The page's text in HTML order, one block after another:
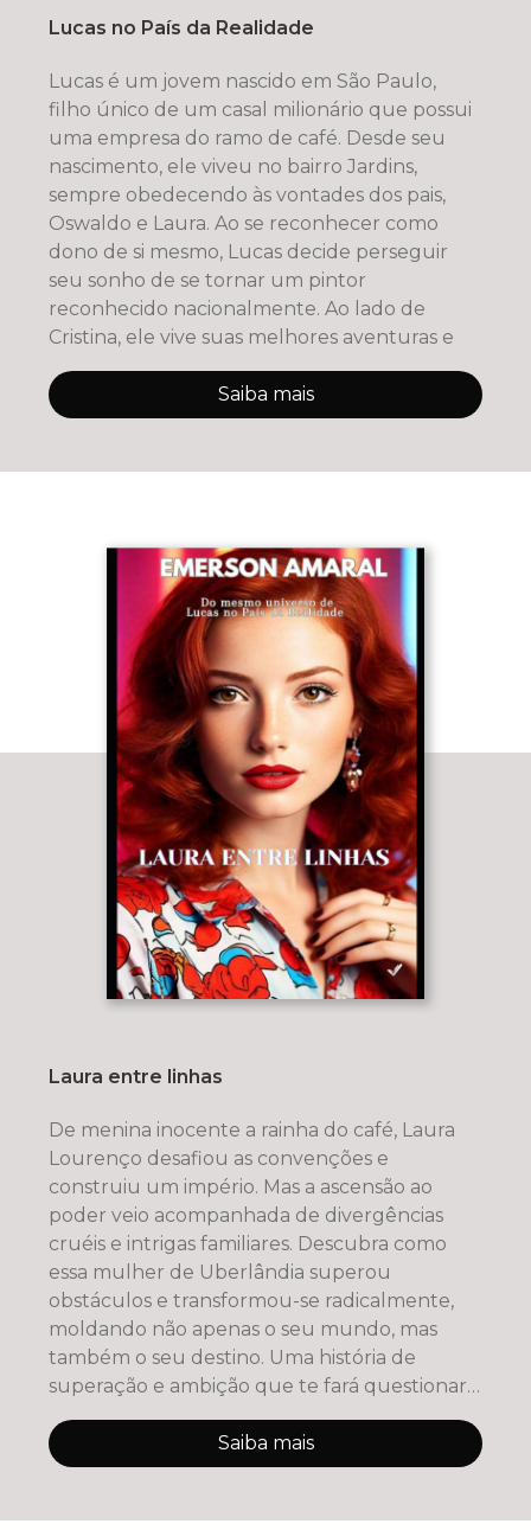
Lucas no País da Realidade
Lucas é um jovem nascido em São Paulo,
filho único de um casal milionário que possui
uma empresa do ramo de café. Desde seu
nascimento, ele viveu no bairro Jardins,
sempre obedecendo às vontades dos pais,
Oswaldo e Laura. Ao se reconhecer como
dono de si mesmo, Lucas decide perseguir
seu sonho de se tornar um pintor
reconhecido nacionalmente. Ao lado de
Cristina, ele vive suas melhores aventuras e
Saiba mais
Laura entre linhas
De menina inocente a rainha do café, Laura
Lourenço desafiou as convenções e
construiu um império. Mas a ascensão ao
poder veio acompanhada de divergências
cruéis e intrigas familiares. Descubra como
essa mulher de Uberlândia superou
obstáculos e transformou-se radicalmente,
moldando não apenas o seu mundo, mas
também o seu destino. Uma história de
superação e ambição que te fará questionar
o que
Saiba mais